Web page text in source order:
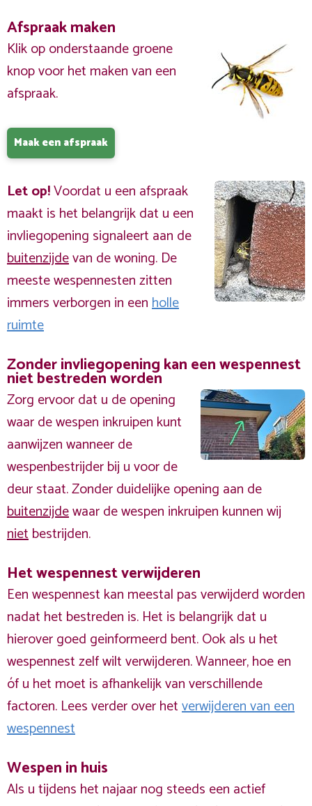
Afspraak maken
Klik op onderstaande groene
knop voor het maken van een
afspraak.
Maak een afspraak
Let op!Voordat u een afspraak
maakt is het belangrijk dat u een
invliegopening signaleert aan de
buitenzijdevan de woning. De
meeste wespennesten zitten
immers verborgen in eenholle
ruimte
Zonder invliegopening kan een wespennest
niet bestreden worden
Zorg ervoor dat u de opening
waar de wespen inkruipen kunt
aanwijzen wanneer de
wespenbestrijder bij u voor de
deur staat. Zonder duidelijke opening aan de
buitenzijdewaar de wespen inkruipen kunnen wij
nietbestrijden.
Het wespennest verwijderen
Een wespennest kan meestal pas verwijderd worden
nadat het bestreden is. Het is belangrijk dat u
hierover goed geinformeerd bent. Ook als u het
wespennest zelf wilt verwijderen. Wanneer, hoe en
óf u het moet is afhankelijk van verschillende
factoren. Lees verder over hetverwijderen van een
wespennest
Wespen in huis
Als u tijdens het najaar nog steeds een actief